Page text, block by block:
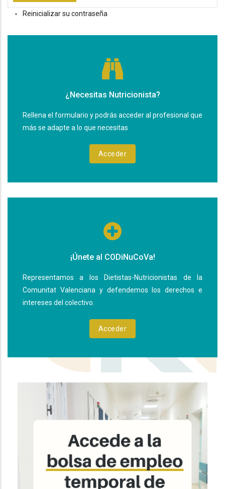
Reinicializar su contraseña
¿Necesitas Nutricionista?
Rellena el formulario y podrás acceder al profesional que
más se adapte a lo que necesitas
Acceder
¡Únete al CODiNuCoVa!
Representamos a los Dietistas-Nutricionistas de la
Comunitat Valenciana y defendemos los derechos e
intereses del colectivo.
Acceder